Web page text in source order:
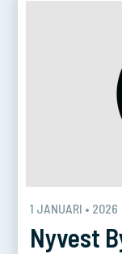
1 JANUARI • 2026
Nyvest